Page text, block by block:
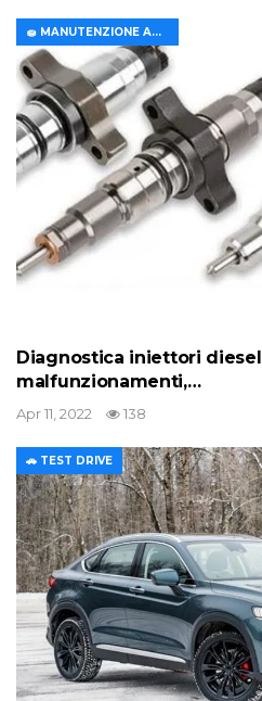
🧽 MANUTENZIONE AUTO
Diagnostica iniettori
malfunzionamenti,…
Apr 11, 2022 138
🚗 TEST DRIVE